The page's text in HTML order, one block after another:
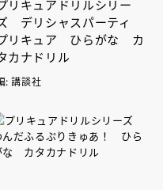
リキュアドリルシリー
デリシャスパーティ
リキュア ひらがな カ
カナドリル
: 講談社